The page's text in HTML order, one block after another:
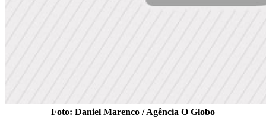
Foto: Daniel Marenco / Agência O Globo